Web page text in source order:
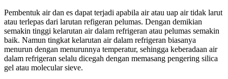
Pembentuk air dan es dapat terjadi apabila air atau uap air tidak larut
atau terlepas dari larutan refigeran pelumas. Dengan demikian
semakin tinggi kelarutan air dalam refrigeran atau pelumas semakin
baik. Namun tingkat kelarutan air dalam refrigeran biasanya
menurun dengan menurunnya temperatur, sehingga keberadaan air
dalam refrigeran selalu dicegah dengan memasang pengering silica
gel atau molecular sieve.